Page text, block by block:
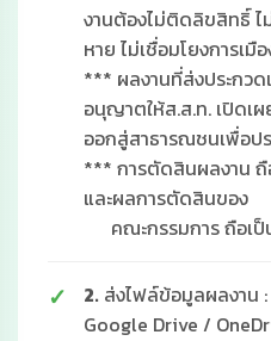
งานต้องไม่ติดลิขสิทธิ์
หาย ไม่เชื่อมโยงการเมื
*** ผลงานที่ส่งประกว
อนุญาตให้ส.ส.ท. เปิดเ
ออกสู่สาธารณชนเพื่อป
*** การตัดสินผลงาน
และผลการตัดสินของ
คณะกรรมการ ถือ
2. ส่งไฟล์ข้อมูลผลงาน
Google Drive /